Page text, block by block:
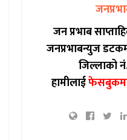
जन प्रभाब
जनप्रभाबन्युज
जिल्लाको
हामीलाई